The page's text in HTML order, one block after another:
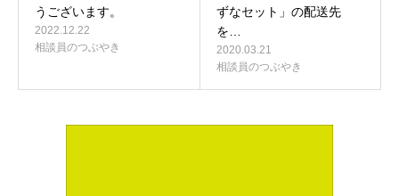
うございます。
2022.12.22
相談員のつぶやき
ずなセット」の配送先
を…
2020.03.21
相談員のつぶやき